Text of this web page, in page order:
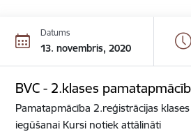
Datums
13. novembris, 2020
BVC - 2.klases
Pamatapmācība 2.reģistrācijas
iegūšanai Kursi notiek attālināti